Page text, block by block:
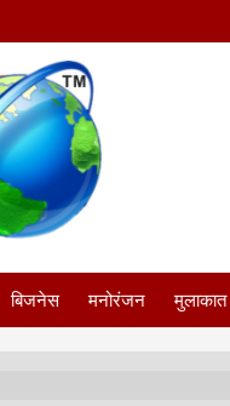
बिजनेस मनोरंजन मुलाकात